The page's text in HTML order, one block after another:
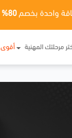
واحدة بخصم 80%
مرحلتك المهنية